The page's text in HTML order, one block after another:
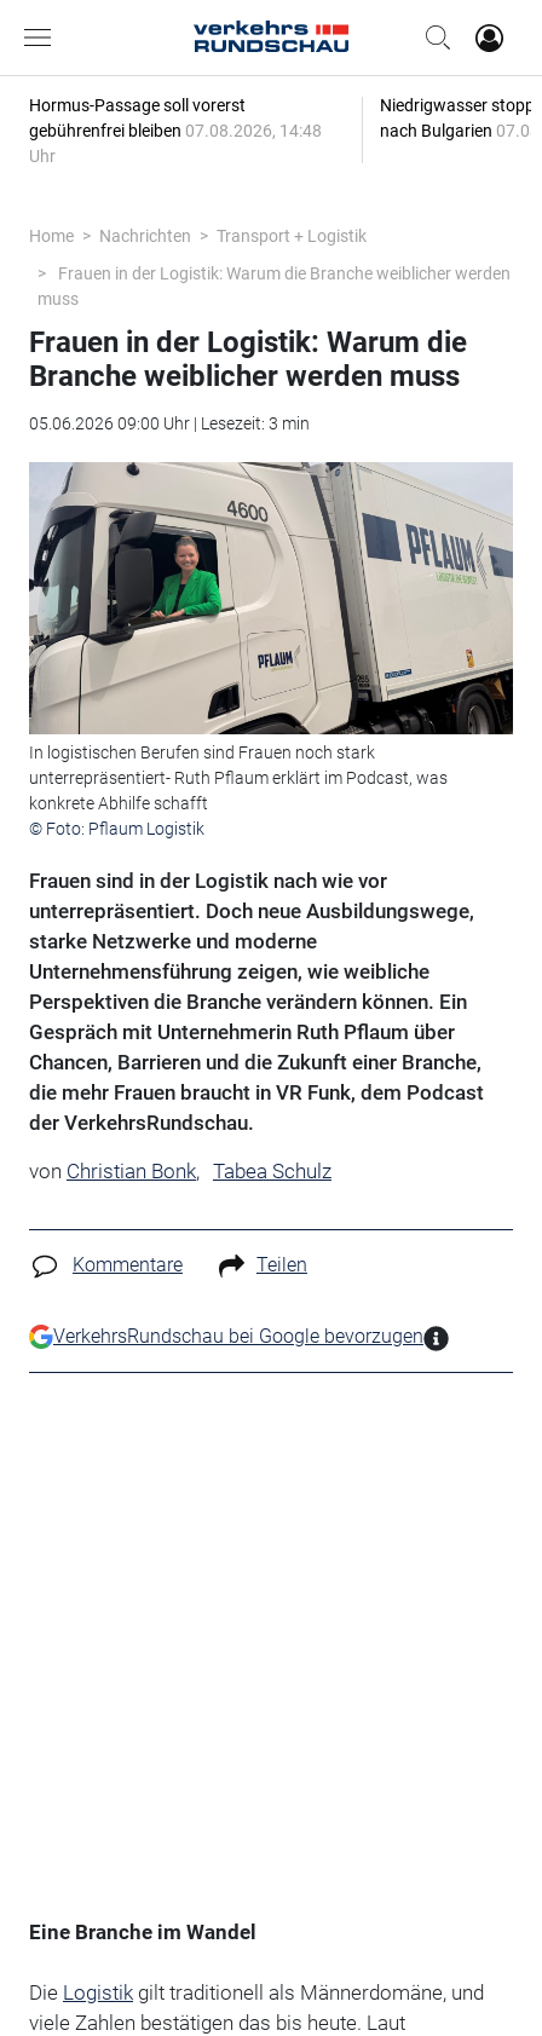
Hormus-Passage soll vorerst
gebührenfrei bleiben 07.08.2026, 14:48
Uhr
Niedrigwasser
nach Bulgarien
Home Nachrichten
Transport + Logistik
Frauen in der Logistik: Warum die Branche weiblicher werden
muss
Frauen in der Logistik: Warum die
Branche weiblicher werden muss
05.06.2026 09:00 Uhr | Lesezeit: 3 min
In logistischen Berufen sind Frauen noch stark
unterrepräsentiert- Ruth Pflaum erklärt im Podcast, was
konkrete Abhilfe schafft
© Foto: Pflaum Logistik
Frauen sind in der Logistik nach wie vor
unterrepräsentiert. Doch neue Ausbildungswege,
starke Netzwerke und moderne
Unternehmensführung zeigen, wie weibliche
Perspektiven die Branche verändern können. Ein
Gespräch mit Unternehmerin Ruth Pflaum über
Chancen, Barrieren und die Zukunft einer Branche,
die mehr Frauen braucht in VR Funk, dem Podcast
der VerkehrsRundschau.
von Christian Bonk, Tabea Schulz
Kommentare Teilen
VerkehrsRundschau bei Google bevorzugen
Eine Branche im Wandel
Die Logistikgilt traditionell als Männerdomäne, und
viele Zahlen bestätigen das bis heute. Laut